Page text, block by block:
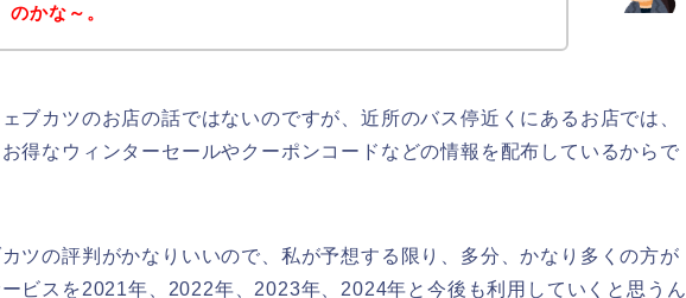
のかな～。
ブカツのお店の話ではないのですが、近所のバス停近くにあるお店では、
得なウィンターセールやクーポンコードなどの情報を配布しているからで
ツの評判がかなりいいので、私が予想する限り、多分、かなり多くの方が
ビスを2021年、2022年、2023年、2024年と今後も利用していくと思うん